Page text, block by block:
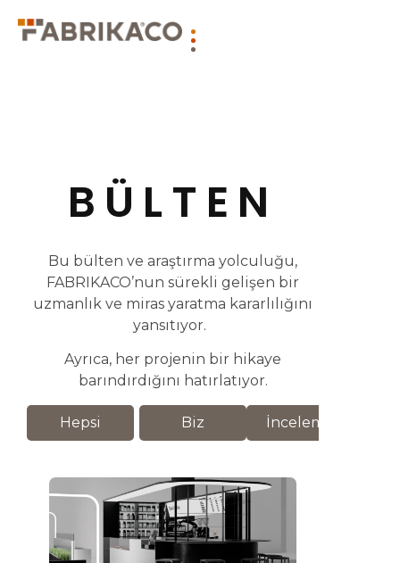
BÜLTEN
Bu bülten ve araştırma yolculuğu,
FABRIKACO’nun sürekli gelişen bir
uzmanlık ve miras yaratma kararlılığını
yansıtıyor.
Ayrıca, her projenin bir hikaye
barındırdığını hatırlatıyor.
Hepsi Biz İnceleme